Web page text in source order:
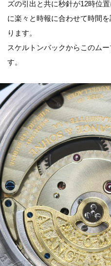
ズの引出と共に秒針が12時位
に楽々と時報に合わせて時間
ります。
スケルトンバックからこのム
す。